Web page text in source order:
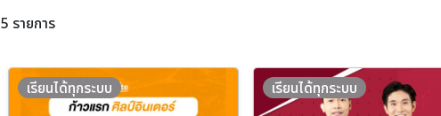
5 รายการ
เรียนได้ทุกระบบ เรียนได้ทุกระบบ